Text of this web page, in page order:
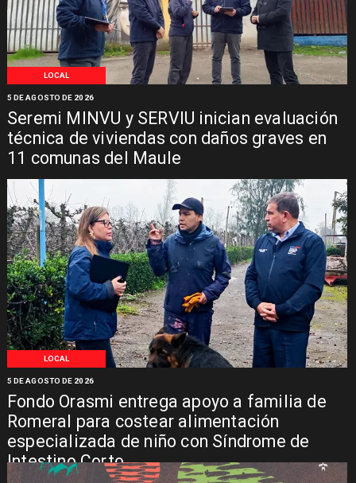
LOCAL
Seremi MINVU y SERVIU inician evaluación
técnica de viviendas con daños graves en
11 comunas del Maule
5 DE AGOSTO DE 2026
LOCAL
Fondo Orasmi entrega apoyo a familia de
Romeral para costear alimentación
especializada de niño con Síndrome de
Intestino Corto
5 DE AGOSTO DE 2026